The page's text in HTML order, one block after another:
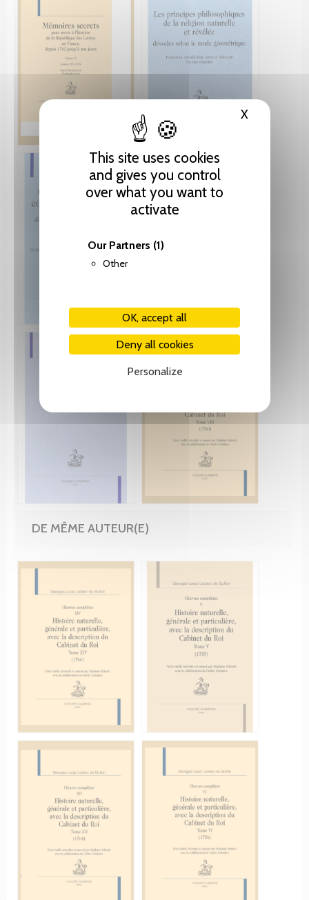
This site uses cookies
and gives you control
over what you want to
activate
Our Partners (1)
Other
OK, accept all
Deny all cookies
Personalize
XHide
DE MÊME AUTEUR(E)